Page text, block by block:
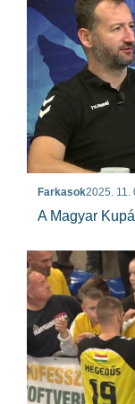
Farkasok2025. 11.
A Magyar